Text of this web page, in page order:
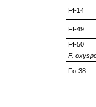
Ff-14
Ff-49
Ff-50
F.
Fo-38